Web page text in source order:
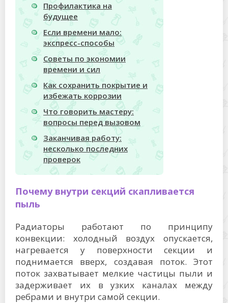
Профилактика на
будущее
Если времени мало:
экспресс-способы
Советы по экономии
времени и сил
Как сохранить покрытие и
избежать коррозии
Что говорить мастеру:
вопросы перед вызовом
Заканчивая работу:
несколько последних
проверок
Почему внутри секций скапливается
пыль
Радиаторы работают по принципу
конвекции: холодный воздух опускается,
нагревается у поверхности секции и
поднимается вверх, создавая поток. Этот
поток захватывает мелкие частицы пыли и
задерживает их в узких каналах между
ребрами и внутри самой секции.